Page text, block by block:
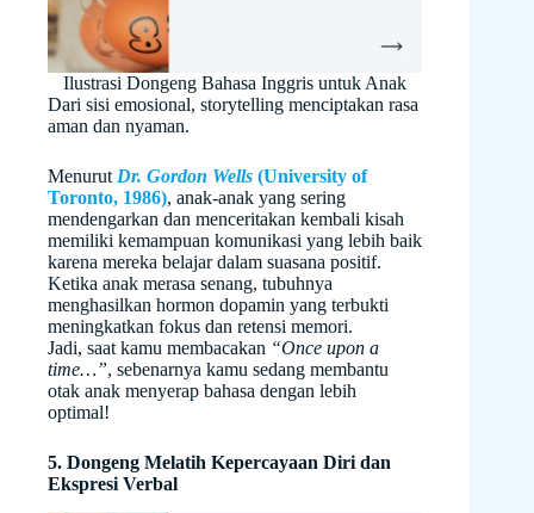
Ilustrasi Dongeng Bahasa Inggris untuk Anak
Dari sisi emosional, storytelling menciptakan rasa
aman dan nyaman.
Menurut Dr. Gordon Wells (University of
Toronto, 1986), anak-anak yang sering
mendengarkan dan menceritakan kembali kisah
memiliki kemampuan komunikasi yang lebih baik
karena mereka belajar dalam suasana positif.
Ketika anak merasa senang, tubuhnya
menghasilkan hormon dopamin yang terbukti
meningkatkan fokus dan retensi memori.
Jadi, saat kamu membacakan “Once upon a
time…”, sebenarnya kamu sedang membantu
otak anak menyerap bahasa dengan lebih
optimal!
5. Dongeng Melatih Kepercayaan Diri dan
Ekspresi Verbal